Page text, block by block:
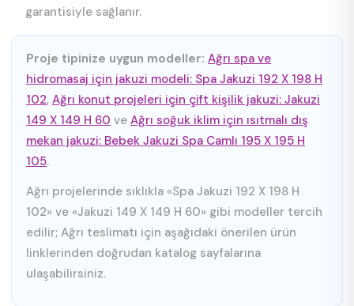
garantisiyle sağlanır.
Proje tipinize uygun modeller: Ağrı spa ve
hidromasaj için jakuzi modeli: Spa Jakuzi 192 X 198 H
102, Ağrı konut projeleri için çift kişilik jakuzi: Jakuzi
149 X 149 H 60 ve Ağrı soğuk iklim için ısıtmalı dış
mekan jakuzi: Bebek Jakuzi Spa Camlı 195 X 195 H
105.
Ağrı projelerinde sıklıkla «Spa Jakuzi 192 X 198 H
102» ve «Jakuzi 149 X 149 H 60» gibi modeller tercih
edilir; Ağrı teslimatı için aşağıdaki önerilen ürün
linklerinden doğrudan katalog sayfalarına
ulaşabilirsiniz.